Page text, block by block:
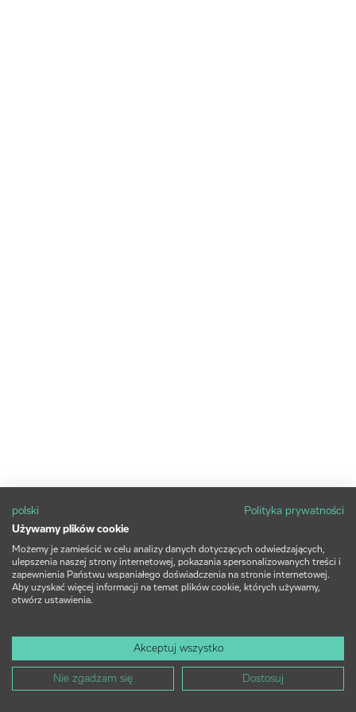
polski
Polityka prywatności
Używamy plików cookie
Możemy je zamieścić w celu analizy danych dotyczących odwiedzających,
ulepszenia naszej strony internetowej, pokazania spersonalizowanych treści i
zapewnienia Państwu wspaniałego doświadczenia na stronie internetowej.
Aby uzyskać więcej informacji na temat plików cookie, których używamy,
otwórz ustawienia.
Akceptuj wszystko
Nie zgadzam się Dostosuj